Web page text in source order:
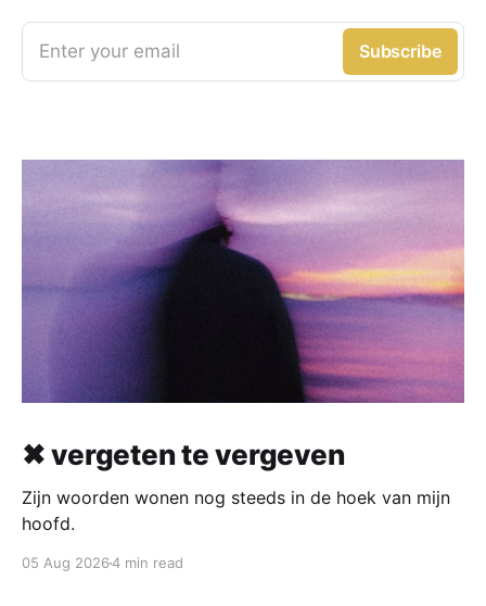
Enter your email Subscribe
✖ vergeten te vergeven
Zijn woorden wonen nog steeds in de hoek van mijn
hoofd.
05 Aug 20264 min read